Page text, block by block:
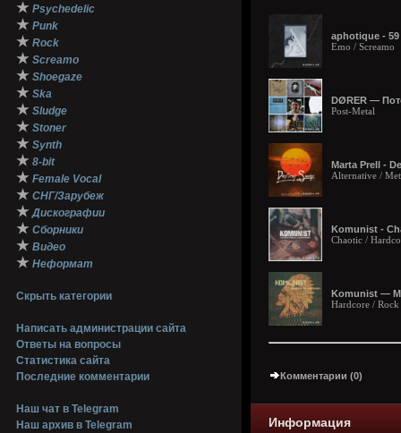
★ Psychedelic
★ Punk
★ Rock
★ Screamo
★ Shoegaze
★ Ska
★ Sludge
★ Stoner
★ Synth
★ 8-bit
★ Female Vocal
★ СНГ/Зарубеж
★ Дискографии
★ Сборники
★ Видео
★ Неформат
Скрыть категории
Написать администрации сайта
Ответы на вопросы
Статистика сайта
Последние комментарии
Наш чат в Telegram
Наш архив в Telegram
aphotique - 59
Emo / Screamo
DØRER —
Post-Metal
Marta Prell -
Alternative /
Komunist -
Chaotic /
Komunist —
Hardcore / Rock
Комментарии (0)
Информация